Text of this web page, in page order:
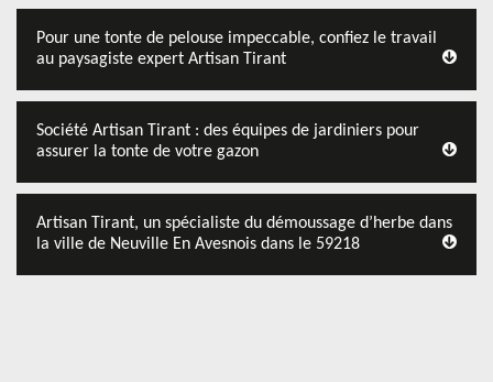
Pour une tonte de pelouse impeccable, confiez le travail
au paysagiste expert Artisan Tirant
Société Artisan Tirant : des équipes de jardiniers pour
assurer la tonte de votre gazon
Artisan Tirant, un spécialiste du démoussage d’herbe dans
la ville de Neuville En Avesnois dans le 59218